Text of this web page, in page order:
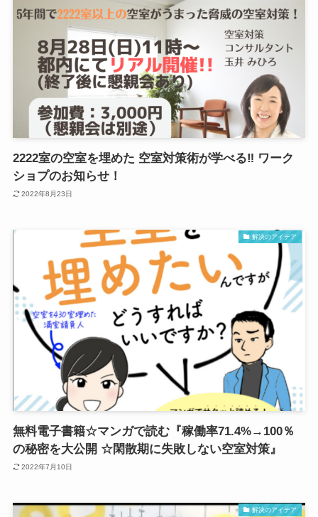
2222室の空室を埋めた 空室対策術が学べる‼ ワーク
ショプのお知らせ！
2022年8月23日
解決のアイデア
無料電子書籍☆マンガで読む『稼働率71.4%→100％
の秘密を大公開 ☆閑散期に失敗しない空室対策』
2022年7月10日
解決のアイデア